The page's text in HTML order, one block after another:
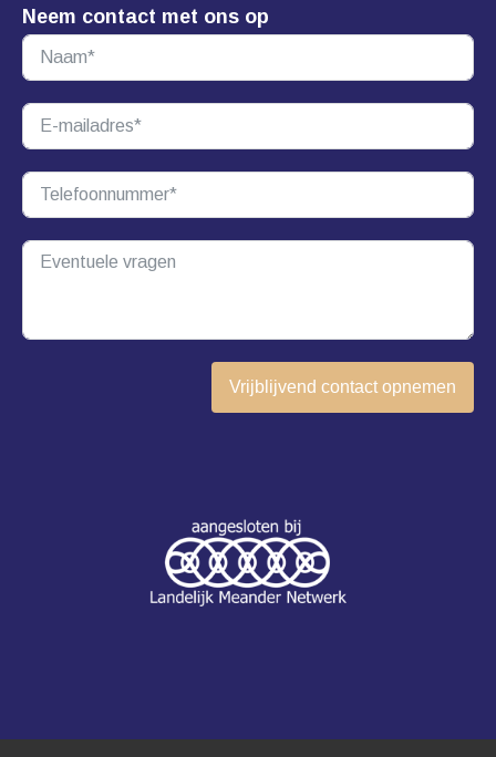
Neem contact met ons op
Vrijblijvend contact opnemen